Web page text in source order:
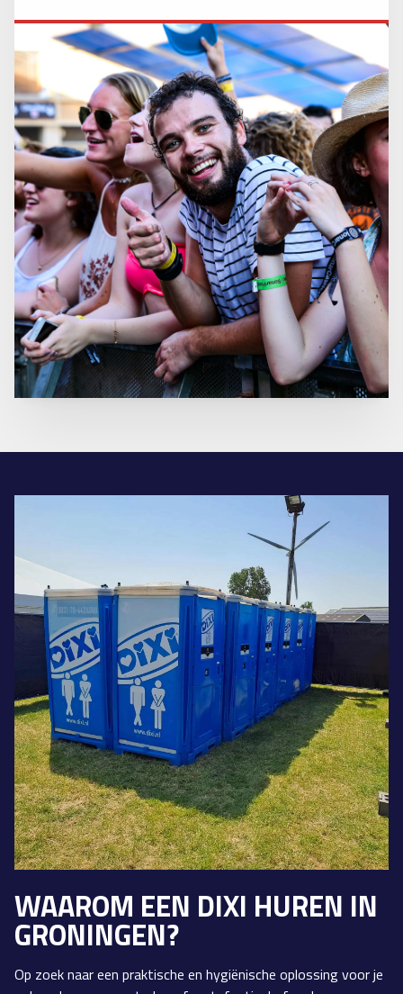
WAAROM EEN DIXI HUREN IN
GRONINGEN?
Op zoek naar een praktische en hygiënische oplossing voor je